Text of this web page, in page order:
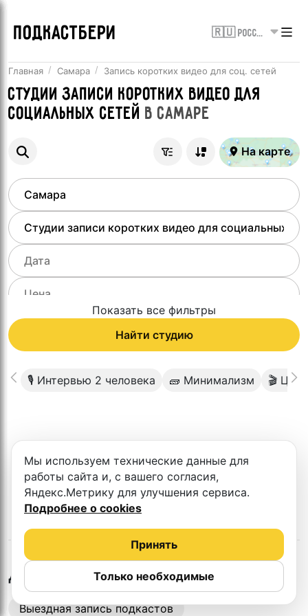
ПОДКАСТБЕРИ 🇷🇺 Россия
Главная Самара Запись коротких видео для соц. сетей
Студии записи коротких видео для
социальных сетей вСамаре
На карте
Показать все фильтры
Найти студию
🎙 Интервью 2 человека 🧱 Минимализм 🎬
студии
Другие студии в Самаре
Выездная запись подкастов
Мы используем технические данные для
работы сайта и, с вашего согласия,
Яндекс.Метрику для улучшения сервиса.
Подробнее о cookies
Только необходимые
Принять